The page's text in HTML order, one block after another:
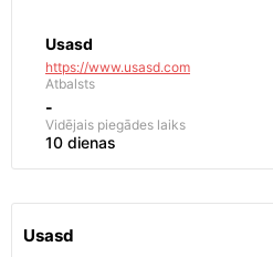
Usasd
https://www.usasd.com
Atbalsts
-
Vidējais piegādes laiks
10 dienas
Usasd